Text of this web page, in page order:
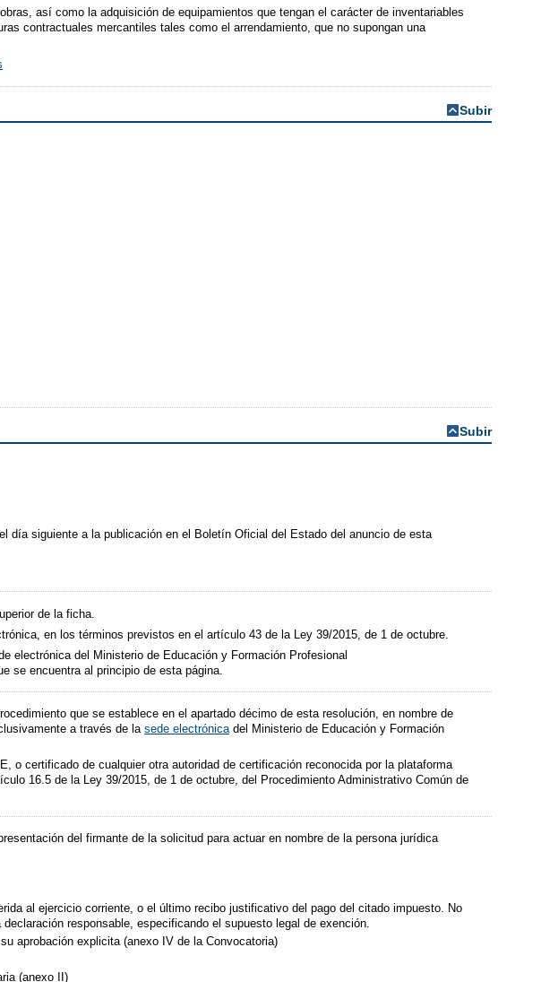
así como la adquisición de equipamientos que tengan el carácter de inventariables
contractuales mercantiles tales como el arrendamiento, que no supongan una
Subir
Subir
día siguiente a la publicación en el Boletín Oficial del Estado del anuncio de esta
de la ficha.
en los términos previstos en el artículo 43 de la Ley 39/2015, de 1 de octubre.
electrónica del Ministerio de Educación y Formación Profesional
se encuentra al principio de esta página.
que se establece en el apartado décimo de esta resolución, en nombre de
a través de lasede electrónicadel Ministerio de Educación y Formación
o certificado de cualquier otra autoridad de certificación reconocida por la plataforma
16.5 de la Ley 39/2015, de 1 de octubre, del Procedimiento Administrativo Común de
del firmante de la solicitud para actuar en nombre de la persona jurídica
al ejercicio corriente, o el último recibo justificativo del pago del citado impuesto. No
responsable, especificando el supuesto legal de exención.
aprobación explicita (anexo IV de la Convocatoria)
(anexo II)